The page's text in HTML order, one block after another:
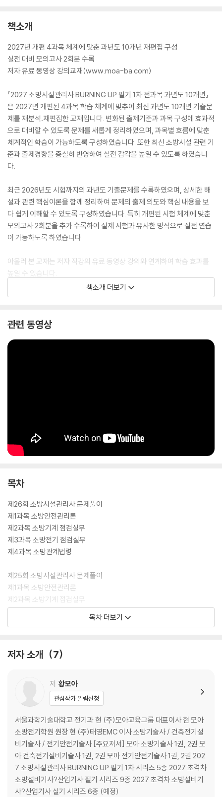
책소개
2027년 개편 4과목 체계에 맞춘 과년도 10개년 재편집 구성
실전 대비 모의고사 2회분 수록
저자 유료 동영상 강의교재(www.moa-ba.com)
『2027 소방시설관리사 BURNING UP 필기 1차 전과목 과년도 10개년』
은 2027년 개편된 4과목 학습 체계에 맞추어 최신 과년도 10개년 기출문
제를 재분석․재편집한 교재입니다. 변화된 출제기준과 과목 구성에 효과적
으로 대비할 수 있도록 문제를 새롭게 정리하였으며, 과목별 흐름에 맞춘
체계적인 학습이 가능하도록 구성하였습니다. 또한 최신 소방시설 관련 기
준과 출제경향을 충실히 반영하여 실전 감각을 높일 수 있도록 하였습니
다.
최근 2026년도 시험까지의 과년도 기출문제를 수록하였으며, 상세한 해
설과 관련 핵심이론을 함께 정리하여 문제의 출제 의도와 핵심 내용을 보
다 쉽게 이해할 수 있도록 구성하였습니다. 특히 개편된 시험 체계에 맞춘
모의고사 2회분을 추가 수록하여 실제 시험과 유사한 방식으로 실전 연습
이 가능하도록 하였습니다.
아울러 본 교재는 저자 직강의 유료 동영상 강의와 연계하여 학습 효과를
높일 수 있습니다.
『2027 소방시설관리사 BURNING UP 필기 1차 전과목 과년도 10개년』
책소개 더보기
관련 동영상
목차
제26회 소방시설관리사 문제풀이
제1과목 소방안전관리론
제2과목 소방기계 점검실무
제3과목 소방전기 점검실무
제4과목 소방관계법령
제25회 소방시설관리사 문제풀이
제1과목 소방안전관리론
제2과목 소방기계 점검실무
제3과목 소방전기 점검실무
제1과목 소방안전관리론
제3과목 소방전기 점검실무
제4과목 소방관계법령
제23회 소방시설관리사 문제풀이
제1과목 소방안전관리론
제2과목 소방기계 점검실무
제3과목 소방전기 점검실무
제4과목 소방관계법령
제22회 소방시설관리사 문제풀이
목차 더보기
저자 소개 7
저 황모아
관심작가 알림신청
서울과학기술대학교 전기과 현 (주)모아교육그룹 대표이사 현 모아
소방전기학원 원장 현 (주)태영EMC 이사 소방기술사 / 건축전기설
비기술사 / 전기안전기술사 [주요저서] 모아 소방기술사 1권, 2권 모
아 건축전기설비기술사 1권, 2권 모아 전기안전기술사 1권, 2권 202
7 소방시설관리사 BURNING UP 필기 1차 시리즈 5종 2027 초격차
소방설비기사?산업기사 필기 시리즈 9종 2027 초격차 소방설비기
사?산업기사 실기 시리즈 6종 (예정)